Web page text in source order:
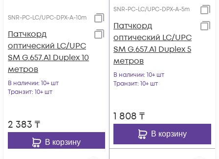
SNR-PC-LC/UPC-DPX-A-10m
Патчкорд
оптический LC/UPC
SM G.657.A1 Duplex 10
метров
В наличии: 10+ шт
Транзит: 10+ шт
2 383 ₸
В корзину
SNR-PC-LC/UPC-DPX-A-5m
Патчкорд
оптический LC/UPC
SM G.657.A1 Duplex 5
метров
В наличии: 10+ шт
Транзит: 10+ шт
1 808 ₸
В корзину